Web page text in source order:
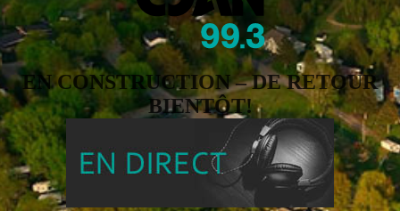
EN CONSTRUCTION – DE RETOUR
BIENTÔT!